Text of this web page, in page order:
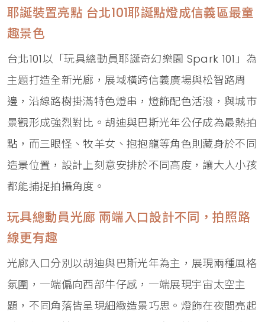
耶誕裝置亮點 台北101耶誕點燈成信義區最童
趣景色
台北101以「玩具總動員耶誕奇幻樂園 Spark 101」為
主題打造全新光廊，展域橫跨信義廣場與松智路周
邊，沿線路樹掛滿特色燈串，燈飾配色活潑，與城市
景觀形成強烈對比。胡迪與巴斯光年公仔成為最熱拍
點，而三眼怪、牧羊女、抱抱龍等角色則藏身於不同
造景位置，設計上刻意安排於不同高度，讓大人小孩
都能捕捉拍攝角度。
玩具總動員光廊 兩端入口設計不同，拍照路
線更有趣
光廊入口分別以胡迪與巴斯光年為主，展現兩種風格
氛圍，一端偏向西部牛仔感，一端展現宇宙太空主
題，不同角落皆呈現細緻造景巧思。燈飾在夜間亮起